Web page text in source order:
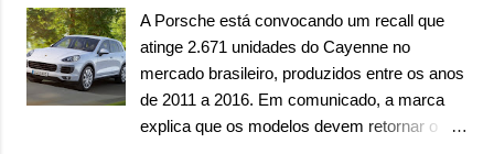
manual de 6 marchas. O 208 deve receber
um face-lift, que traz novos faróis com LEDs
diurnos e lanternas com a garra do leão em
LEDs, como acontece com novo 3008, faróis
de neblina e moldura, grade dianteira maior,
A Porsche está convocando um recall que
atinge 2.671 unidades do Cayenne no
mercado brasileiro, produzidos entre os anos
de 2011 a 2016. Em comunicado, a marca
explica que os modelos devem retornar o